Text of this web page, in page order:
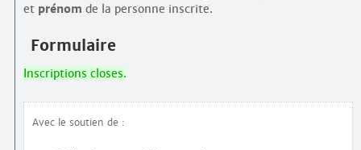
et prénom de la personne inscrite.
Formulaire
Inscriptions closes.
Avec le soutien de :